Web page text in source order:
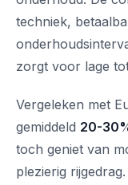
techniek,
zorgt voor lage
Vergeleken met
gemiddeld 20-
toch geniet van
plezierig